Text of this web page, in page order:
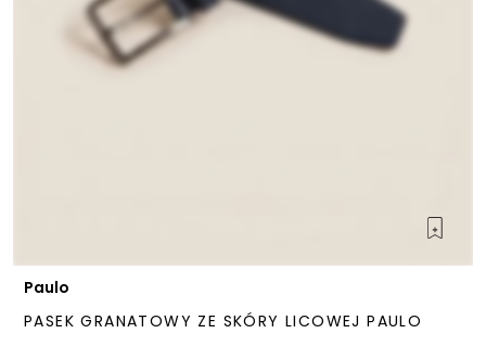
Paulo
PASEK GRANATOWY ZE SKÓRY LICOWEJ PAULO